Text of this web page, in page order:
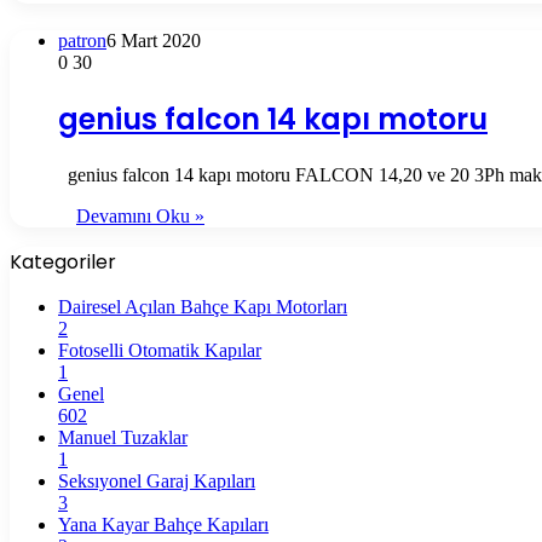
...
patron6 Mart 2020
0 30
genius falcon 14 kapı motoru
genius falcon 14 kapı motoru FALCON 14,20 ve 20 3Ph
Devamını Oku »
Kategoriler
Dairesel Açılan Bahçe Kapı Motorları
2
Fotoselli Otomatik Kapılar
1
Genel
602
Manuel Tuzaklar
1
Seksıyonel Garaj Kapıları
3
Yana Kayar Bahçe Kapıları